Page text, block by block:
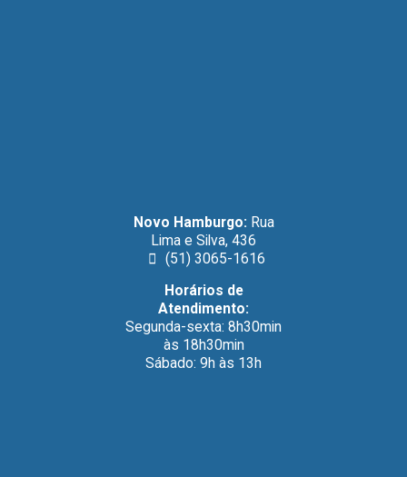
Novo Hamburgo: Rua
Lima e Silva, 436
(51) 3065-1616
Horários de
Atendimento:
Segunda-sexta: 8h30min
às 18h30min
Sábado: 9h às 13h